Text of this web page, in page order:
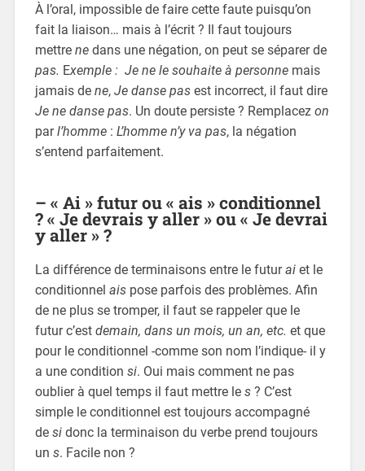
À l’oral, impossible de faire cette faute puisqu’on
fait la liaison… mais à l’écrit ? Il faut toujours
mettre nedans une négation, on peut se séparer de
pas. Exemple : Je ne le souhaite à personnemais
jamais de ne, Je danse pasest incorrect, il faut dire
Je ne danse pas. Un doute persiste ? Remplacez on
parl’homme: L’homme n’y va pas, la négation
s’entend parfaitement.
– « Ai » futur ou « ais » conditionnel
? « Je devrais y aller » ou « Je devrai
y aller » ?
La différence de terminaisons entre le futuraiet le
conditionnel aispose parfois des problèmes. Afin
de ne plus se tromper, il faut se rappeler que le
futur c’est demain, dans un mois, un an, etc. et que
pour le conditionnel -comme son nom l’indique- il y
a une condition si. Oui mais comment ne pas
oublier à quel temps il faut mettre le s? C’est
simple le conditionnel est toujours accompagné
de sidonc la terminaison du verbe prend toujours
un s. Facile non ?